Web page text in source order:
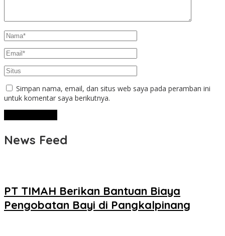
Simpan nama, email, dan situs web saya pada peramban ini
untuk komentar saya berikutnya.
News Feed
PT TIMAH Berikan Bantuan Biaya
Pengobatan Bayi di Pangkalpinang